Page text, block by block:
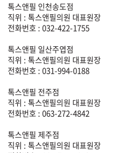
톡스앤필 인천송도점
직위 : 톡스앤필의원 대표원장
전화번호 : 032-422-1755
톡스앤필 일산주엽점
직위 : 톡스앤필의원 대표원장
전화번호 : 031-994-0188
톡스앤필 전주점
직위 : 톡스앤필의원 대표원장
전화번호 : 063-272-4842
톡스앤필 제주점
직위 : 톡스앤필의원 대표원장